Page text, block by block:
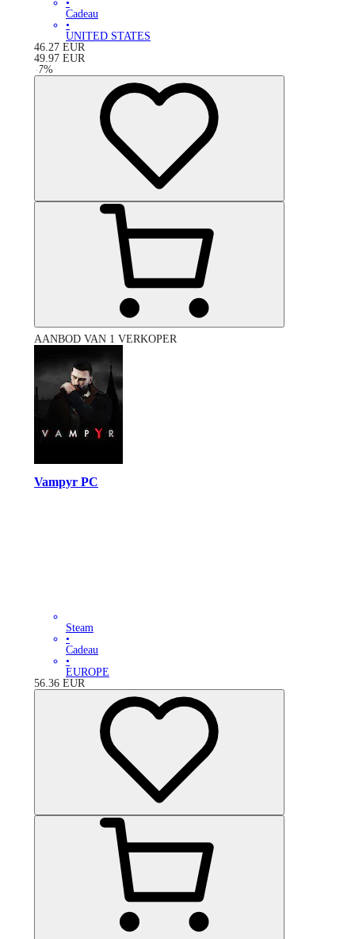
•
Cadeau
•
UNITED STATES
46.27 EUR
49.97 EUR
-7%
AANBOD VAN 1 VERKOPER
Vampyr PC
Steam
•
Cadeau
•
EUROPE
56.36 EUR